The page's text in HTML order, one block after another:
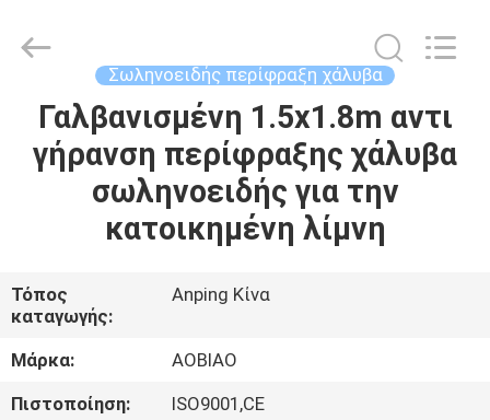
ΣΠΊΤΙ
ΠΡΟΪΌΝΤΑ
ΕΜΕΊΣ
ΓΎΡΟΣ
ΕΡΓΟΣΤΑΣΊΩΝ
Products
Co.,Ltd.
Developed
Σωληνοειδής περίφραξη χάλυβα
Γαλβανισμένη 1.5x1.8m αντι
γήρανση περίφραξης χάλυβα
σωληνοειδής για την
κατοικημένη λίμνη
Τόπος
καταγωγής:
Anping Κίνα
Μάρκα:
AOBIAO
Πιστοποίηση:
ISO9001,CE